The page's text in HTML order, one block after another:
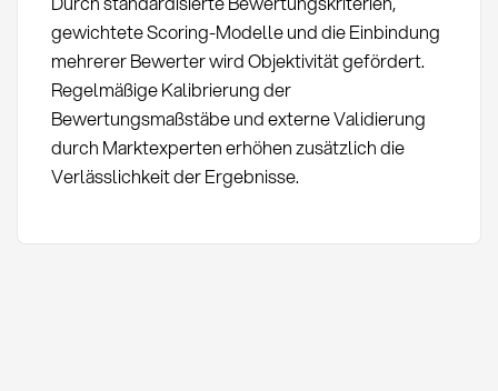
gewichtete Scoring-Modelle und die Einbindung
mehrerer Bewerter wird Objektivität gefördert.
Regelmäßige Kalibrierung der
Bewertungsmaßstäbe und externe Validierung
durch Marktexperten erhöhen zusätzlich die
Verlässlichkeit der Ergebnisse.